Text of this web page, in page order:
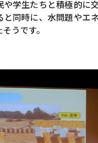
や学生たちと積極的に
と同時に、水問題やエ
うです。